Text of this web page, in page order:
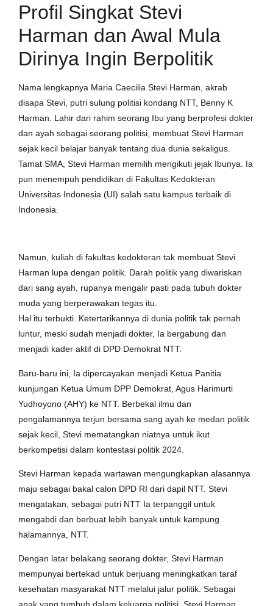
Profil Singkat Stevi
Harman dan Awal Mula
Dirinya Ingin Berpolitik
Nama lengkapnya Maria Caecilia Stevi Harman, akrab
disapa Stevi, putri sulung politisi kondang NTT, Benny K
Harman. Lahir dari rahim seorang Ibu yang berprofesi dokter
dan ayah sebagai seorang politisi, membuat Stevi Harman
sejak kecil belajar banyak tentang dua dunia sekaligus.
Tamat SMA, Stevi Harman memilih mengikuti jejak Ibunya. Ia
pun menempuh pendidikan di Fakultas Kedokteran
Universitas Indonesia (UI) salah satu kampus terbaik di
Indonesia.
Namun, kuliah di fakultas kedokteran tak membuat Stevi
Harman lupa dengan politik. Darah politik yang diwariskan
dari sang ayah, rupanya mengalir pasti pada tubuh dokter
muda yang berperawakan tegas itu.
Hal itu terbukti. Ketertarikannya di dunia politik tak pernah
luntur, meski sudah menjadi dokter, Ia bergabung dan
menjadi kader aktif di DPD Demokrat NTT.
Baru-baru ini, Ia dipercayakan menjadi Ketua Panitia
kunjungan Ketua Umum DPP Demokrat, Agus Harimurti
Yudhoyono (AHY) ke NTT. Berbekal ilmu dan
pengalamannya terjun bersama sang ayah ke medan politik
sejak kecil, Stevi mematangkan niatnya untuk ikut
berkompetisi dalam kontestasi politik 2024.
Stevi Harman kepada wartawan mengungkapkan alasannya
maju sebagai bakal calon DPD RI dari dapil NTT. Stevi
mengatakan, sebagai putri NTT Ia terpanggil untuk
mengabdi dan berbuat lebih banyak untuk kampung
halamannya, NTT.
Dengan latar belakang seorang dokter, Stevi Harman
mempunyai bertekad untuk berjuang meningkatkan taraf
kesehatan masyarakat NTT melalui jalur politik. Sebagai